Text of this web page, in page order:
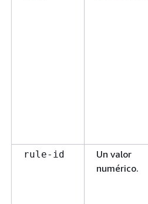
rule-id
Un valor
numérico.